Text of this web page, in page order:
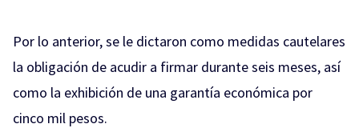
Por lo anterior, se le dictaron como medidas cautelares
la obligación de acudir a firmar durante seis meses, así
como la exhibición de una garantía económica por
cinco mil pesos.